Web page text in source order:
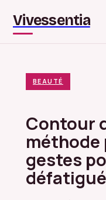
Vivessentia
BEAUTÉ
Contour
méthode
gestes
défatigué